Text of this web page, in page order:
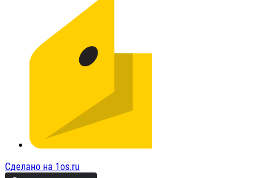
Сделано на 1os.ru